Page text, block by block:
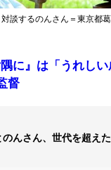
談するのんさん＝東京都
隅に』は「うれし
督
んさん、世代を超え